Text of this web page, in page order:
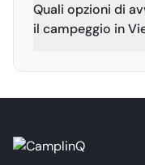
Quali opzioni di
il campeggio in